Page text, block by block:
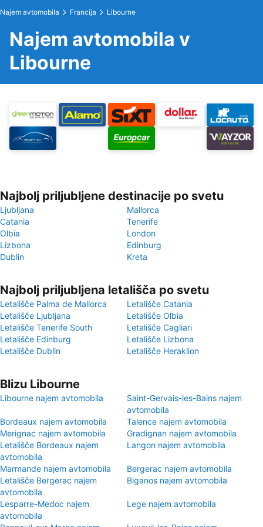
Najem avtomobila Francija Libourne
Najem avtomobila v
Libourne
Najbolj priljubljene destinacije po svetu
Ljubljana
Mallorca
Catania
Tenerife
Olbia
London
Lizbona
Edinburg
Dublin
Kreta
Najbolj priljubljena letališča po svetu
Letališče Palma de Mallorca
Letališče Catania
Letališče Ljubljana
Letališče Olbia
Letališče Tenerife South
Letališče Cagliari
Letališče Edinburg
Letališče Lizbona
Letališče Dublin
Letališče Heraklion
Blizu Libourne
Libourne najem avtomobila
Saint-Gervais-les-Bains najem
avtomobila
Bordeaux najem avtomobila
Talence najem avtomobila
Merignac najem avtomobila
Gradignan najem avtomobila
Letališče Bordeaux najem
avtomobila
Langon najem avtomobila
Marmande najem avtomobila
Bergerac najem avtomobila
Letališče Bergerac najem
avtomobila
Biganos najem avtomobila
Lesparre-Medoc najem
avtomobila
Lege najem avtomobila